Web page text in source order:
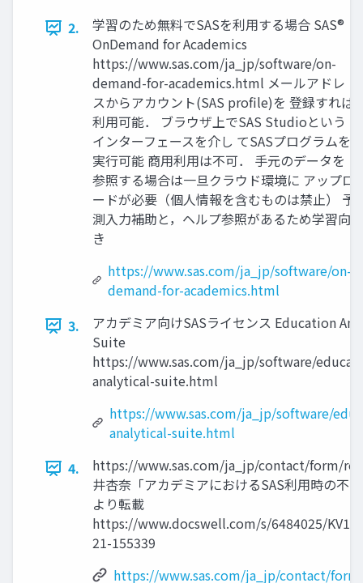
2.
学習のため無料でSASを利用する場合 SAS®
OnDemand for Academics
https://www.sas.com/ja_jp/software/on-
demand-for-academics.html メールアドレ
スからアカウント(SAS profile)を 登録すれば
利用可能． ブラウザ上でSAS Studioという
インターフェースを介し てSASプログラムを
実行可能 商用利用は不可． 手元のデータを
参照する場合は一旦クラウド環境に アップロ
ードが必要（個人情報を含むものは禁止） 予
測入力補助と，ヘルプ参照があるため学習向
き
https://www.sas.com/ja_jp/software/on-
demand-for-academics.html
3.
アカデミア向けSASライセンス Education
Suite
https://www.sas.com/ja_jp/software/
analytical-suite.html
https://www.sas.com/ja_jp/software/
analytical-suite.html
4.
https://www.sas.com/ja_jp/contact/form/
井杏奈「アカデミアにおけるSAS利用時の不
より転載
https://www.docswell.com/s/6484025/
21-155339
https://www.sas.com/ja_jp/contact/